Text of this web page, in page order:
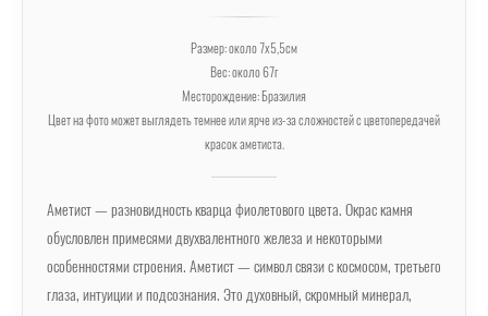
Размер: около 7х5,5см
Вес: около 67г
Месторождение: Бразилия
Цвет на фото может выглядеть темнее или ярче из-за сложностей с цветопередачей
красок аметиста.
Аметист — разновидность кварца фиолетового цвета. Окрас камня
обусловлен примесями двухвалентного железа и некоторыми
особенностями строения. Аметист — символ связи с космосом, третьего
глаза, интуиции и подсознания. Это духовный, скромный минерал,